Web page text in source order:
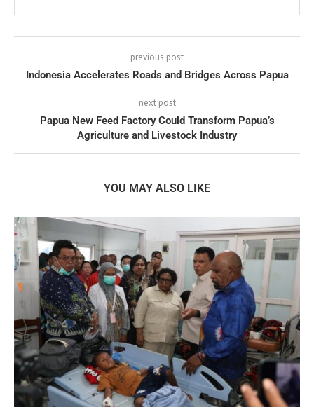
previous post
Indonesia Accelerates Roads and Bridges Across Papua
next post
Papua New Feed Factory Could Transform Papua’s
Agriculture and Livestock Industry
YOU MAY ALSO LIKE